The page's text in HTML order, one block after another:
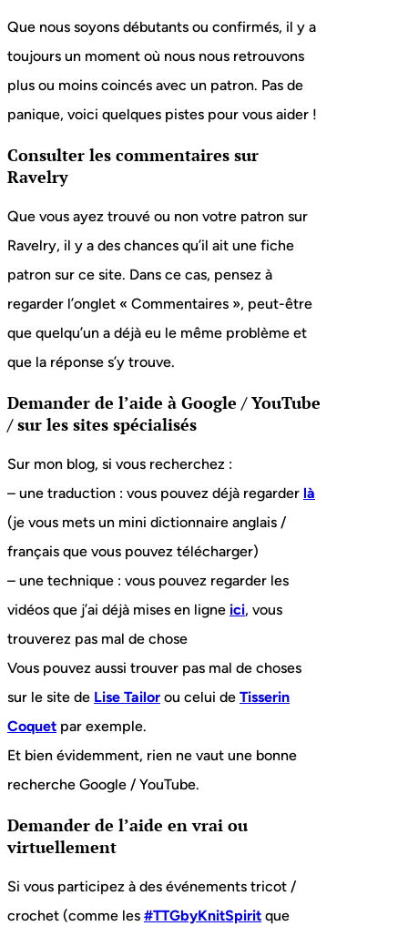
Que nous soyons débutants ou confirmés, il y a
toujours un moment où nous nous retrouvons
plus ou moins coincés avec un patron. Pas de
panique, voici quelques pistes pour vous aider !
Consulter les commentaires sur
Ravelry
Que vous ayez trouvé ou non votre patron sur
Ravelry, il y a des chances qu’il ait une fiche
patron sur ce site. Dans ce cas, pensez à
regarder l’onglet « Commentaires », peut-être
que quelqu’un a déjà eu le même problème et
que la réponse s’y trouve.
Demander de l’aide à Google / YouTube
/ sur les sites spécialisés
Sur mon blog, si vous recherchez :
– une traduction : vous pouvez déjà regarder là
(je vous mets un mini dictionnaire anglais /
français que vous pouvez télécharger)
– une technique : vous pouvez regarder les
vidéos que j’ai déjà mises en ligne ici, vous
trouverez pas mal de chose
Vous pouvez aussi trouver pas mal de choses
sur le site de Lise Tailor ou celui de Tisserin
Coquet par exemple.
Et bien évidemment, rien ne vaut une bonne
recherche Google / YouTube.
Demander de l’aide en vrai ou
virtuellement
Si vous participez à des événements tricot /
crochet (comme les #TTGbyKnitSpirit que